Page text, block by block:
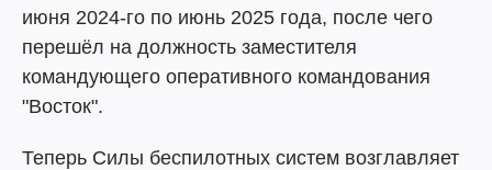
июня 2024-го по июнь 2025 года, после чего
перешёл на должность заместителя
командующего оперативного командования
"Восток".
Теперь Силы беспилотных систем возглавляет